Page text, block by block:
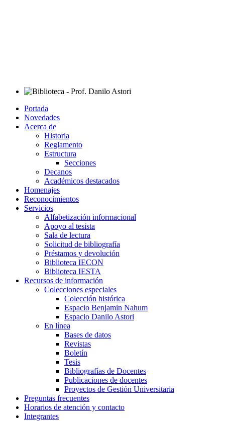
Portada
Novedades
Acerca de
Historia
Reglamento
Estructura
Secciones
Decanos
Académicos destacados
Homenajes
Reconocimientos
Servicios
Alfabetización informacional
Apoyo al tesista
Sala de lectura
Solicitud de bibliografía
Préstamos y devolución
Biblioteca IECON
Biblioteca IESTA
Recursos de información
Colecciones especiales
Colección histórica
Espacio Benjamin Nahum
Espacio Danilo Astori
En línea
Bases de datos
Revistas
Boletín
Tesis
Bibliografías de Docentes
Publicaciones de docentes
Proyectos de Gestión Universitaria
Preguntas frecuentes
Horarios de atención y contacto
Integrantes